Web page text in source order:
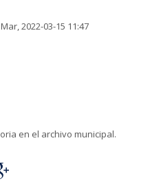
2022-03-15 11:47
en el archivo municipal.